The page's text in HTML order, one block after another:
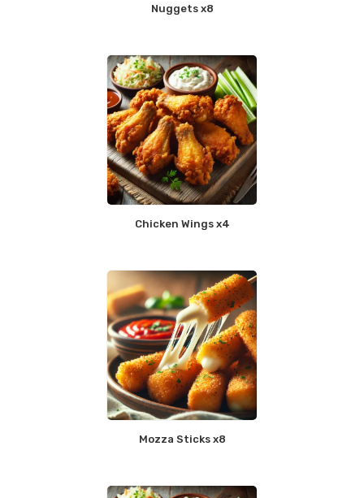
Nuggets x8
Chicken Wings x4
Mozza Sticks x8